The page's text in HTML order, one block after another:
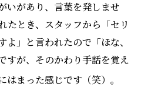
いがあり、言葉を発しませ
たとき、スタッフから「セリ
」と言われたので「ほな、
すが、そのかわり手話を覚え
はまった感じです（笑）。